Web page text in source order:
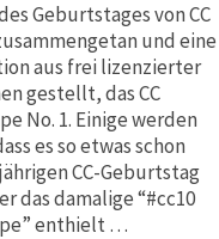
Geburtstages von CC
und eine
aus frei lizenzierter
gestellt, das CC
No. 1. Einige werden
es so etwas schon
CC-Geburtstag
das damalige “#cc10
enthielt …